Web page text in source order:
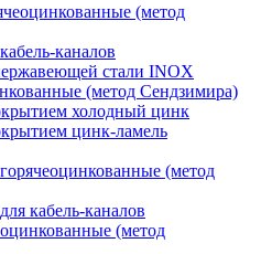
(метод
каналов
стали INOX
(метод Сендзимира)
холодный цинк
цинк-ламель
(метод
кабель-каналов
(метод